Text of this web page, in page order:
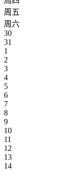
周五
周六
30
31
1
2
3
4
5
6
7
8
9
10
11
12
13
14